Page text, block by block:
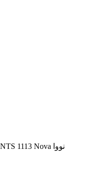
پیچ گوشتی 4 سو 3 در 100 مدل NTS 1113 Nova نووا